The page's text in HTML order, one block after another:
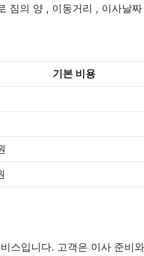
짐의 양 , 이동거리 , 이사날
기본 비용
스입니다. 고객은 이사 준비